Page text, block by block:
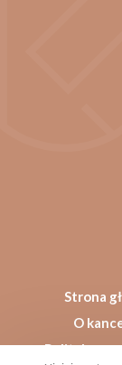
Strona
O
Polityka